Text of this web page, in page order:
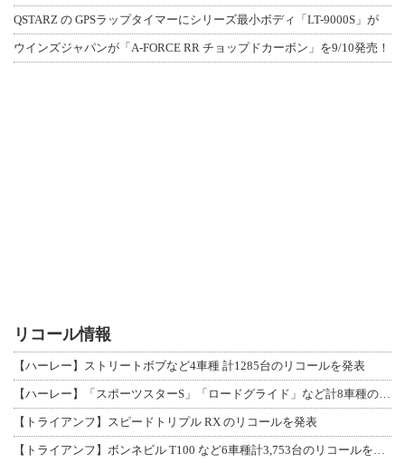
QSTARZ の GPSラップタイマーにシリーズ最小ボディ「LT-9000S」が
ウインズジャパンが「A-FORCE RR チョップドカーボン」を9/10発売！
リコール情報
【ハーレー】ストリートボブなど4車種 計1285台のリコールを発表
【ハーレー】「スポーツスターS」「ロードグライド」など計8車種のリコールを発表
【トライアンフ】スピードトリプル RX のリコールを発表
【トライアンフ】ボンネビル T100 など6車種計3,753台のリコールを発表